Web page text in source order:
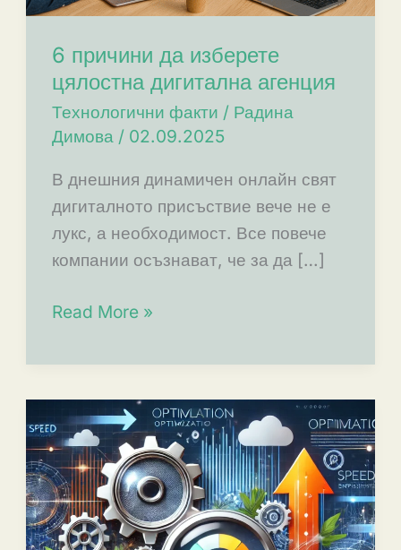
6 причини да изберете
цялостна дигитална агенция
Технологични факти / Радина
Димова / 02.09.2025
В днешния динамичен онлайн свят
дигиталното присъствие вече не е
лукс, а необходимост. Все повече
компании осъзнават, че за да […]
6
да
цялостна
дигитална
агенция
Read More »